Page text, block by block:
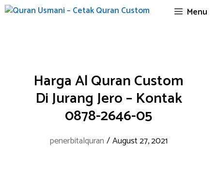
Skip
Menu
Harga Al Quran Custom
Di Jurang Jero – Kontak
0878-2646-05
penerbitalquran /August 27, 2021